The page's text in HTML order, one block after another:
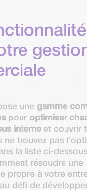
une gamme
pour optimiser
interneet couvrir
ne trouvez pas
la liste ci-
résoudre une
propre à votre
défi de